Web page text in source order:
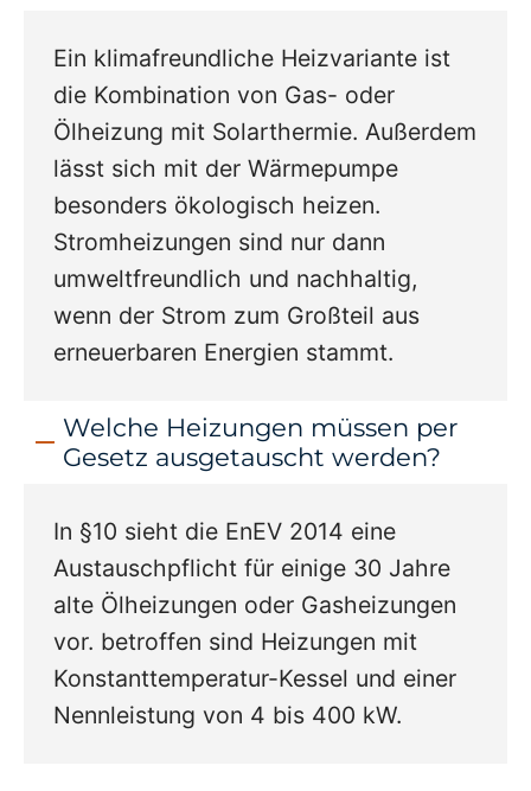
Ein klimafreundliche Heizvariante ist
die Kombination von Gas- oder
Ölheizung mit Solarthermie. Außerdem
lässt sich mit der Wärmepumpe
besonders ökologisch heizen.
Stromheizungen sind nur dann
umweltfreundlich und nachhaltig,
wenn der Strom zum Großteil aus
erneuerbaren Energien stammt.
Welche Heizungen müssen per
Gesetz ausgetauscht werden?
In §10 sieht die EnEV 2014 eine
Austauschpflicht für einige 30 Jahre
alte Ölheizungen oder Gasheizungen
vor. betroffen sind Heizungen mit
Konstanttemperatur-Kessel und einer
Nennleistung von 4 bis 400 kW.